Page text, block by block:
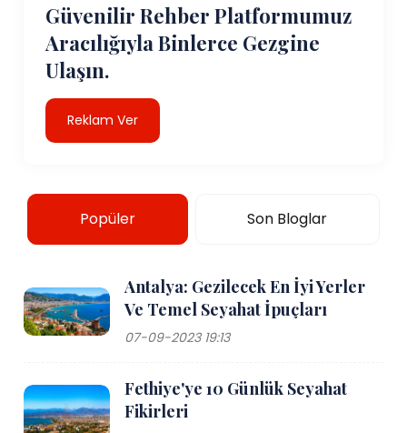
Güvenilir Rehber Platformumuz
Aracılığıyla Binlerce Gezgine
Ulaşın.
Reklam Ver
Popüler Son Bloglar
Antalya: Gezilecek En İyi Yerler
Ve Temel Seyahat İpuçları
07-09-2023 19:13
Fethiye'ye 10 Günlük Seyahat
Fikirleri